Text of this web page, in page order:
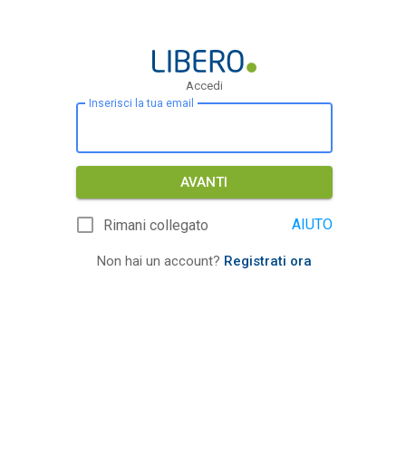
Accedi
Inserisci la tua email
AVANTI
Rimani collegato AIUTO
Non hai un account? Registrati ora